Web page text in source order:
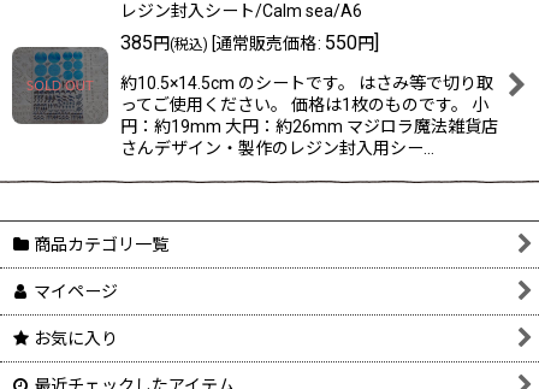
レジン封入シート/Calm sea/A6
385円(税込) [通常販売価格: 550円]
約10.5×14.5cm のシートです。 はさみ等で切り取
ってご使用ください。 価格は1枚のものです。 小
円：約19mm 大円：約26mm マジロラ魔法雑貨店
さんデザイン・製作のレジン封入用シー…
商品カテゴリ一覧
マイページ
お気に入り